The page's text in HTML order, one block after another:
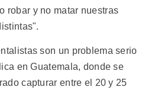
robar y no matar nuestras
son un problema serio
en Guatemala, donde se
capturar entre el 20 y 25